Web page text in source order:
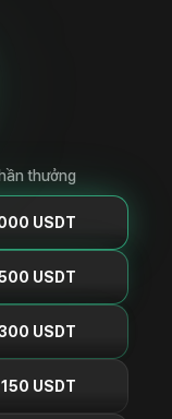
thưởng
USDT
USDT
USDT
150 USDT